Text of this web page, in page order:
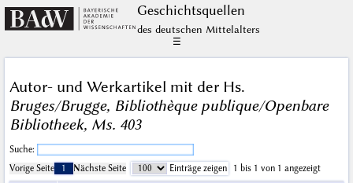
Geschichts­quellen
des deutschen Mittelalters
☰
Autor- und Werkartikel mit der Hs.
Bruges/Brugge, Bibliothèque publique/Openbare
Bibliotheek, Ms. 403
Suche:
Vorige Seite
1 Nächste Seite Einträge zeigen
1 bis 1 von 1 angezeigt